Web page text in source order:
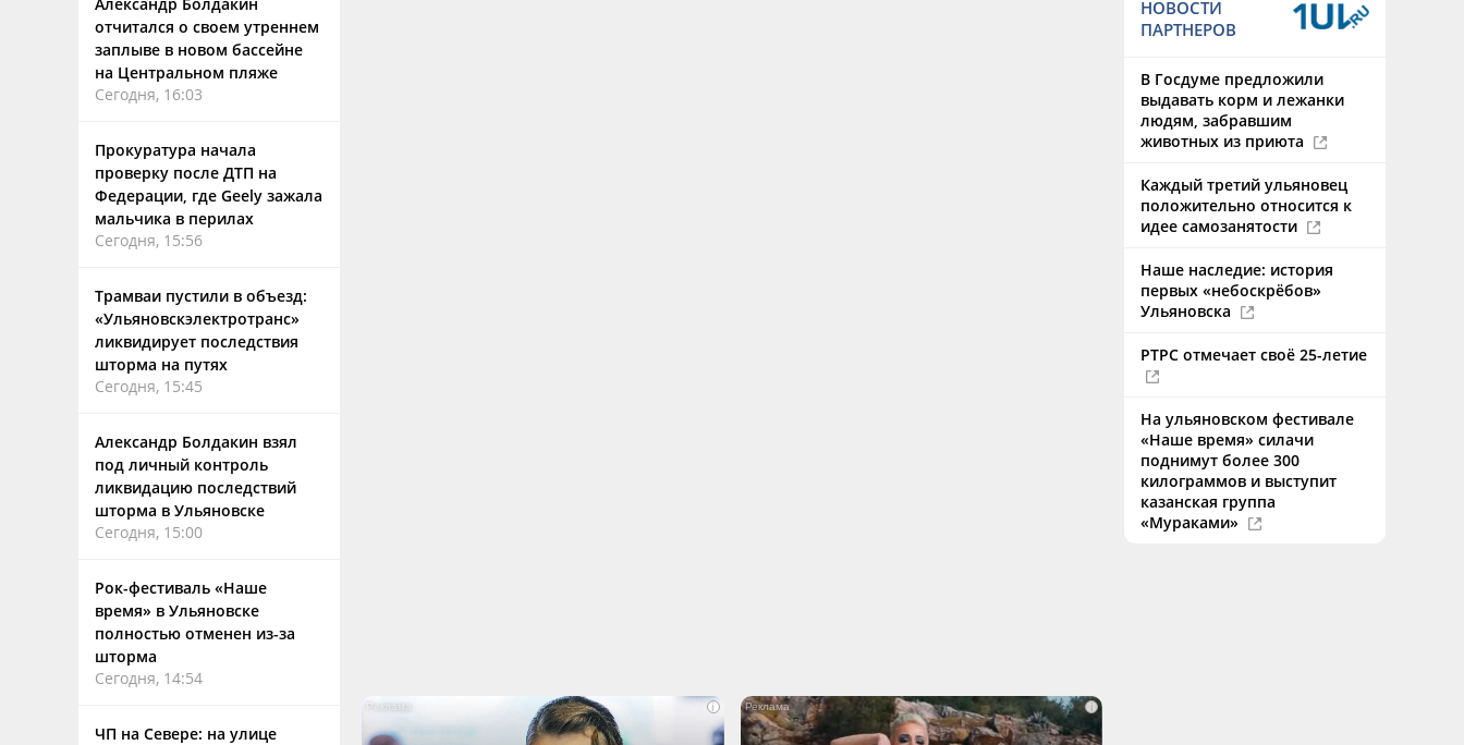
отчитался о своем утреннем
заплыве в новом бассейне
на Центральном пляже
Сегодня, 16:03
Прокуратура начала
проверку после ДТП на
Федерации, где Geely зажала
мальчика в перилах
Сегодня, 15:56
Трамваи пустили в объезд:
«Ульяновскэлектротранс»
ликвидирует последствия
шторма на путях
Сегодня, 15:45
Александр Болдакин взял
под личный контроль
ликвидацию последствий
шторма в Ульяновске
Сегодня, 15:00
Рок-фестиваль «Наше
время» в Ульяновске
полностью отменен из-за
шторма
Сегодня, 14:54
ЧП на Севере: на улице
i i
НОВОСТИ
ПАРТНЕРОВ
В Госдуме предложили
выдавать корм и лежанки
людям, забравшим
животных из приюта
Каждый третий ульяновец
положительно относится к
идее самозанятости
Наше наследие: история
первых «небоскрёбов»
Ульяновска
РТРС отмечает своё 25-летие
На ульяновском фестивале
«Наше время» силачи
поднимут более 300
килограммов и выступит
казанская группа
«Мураками»